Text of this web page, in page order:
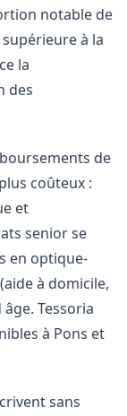
notable de
à la
la
des
de
coûteux :
et
senior se
en optique-
à domicile,
Tessoria
à Pons et
sans